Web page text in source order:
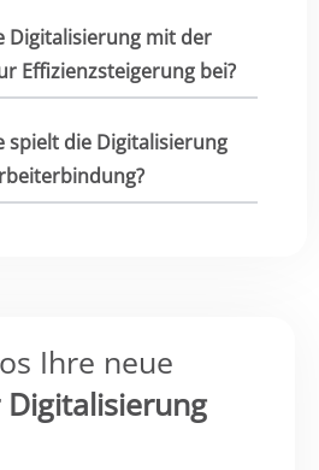
Digitalisierung mit der
Effizienzsteigerung bei?
spielt die Digitalisierung
Ihre neue